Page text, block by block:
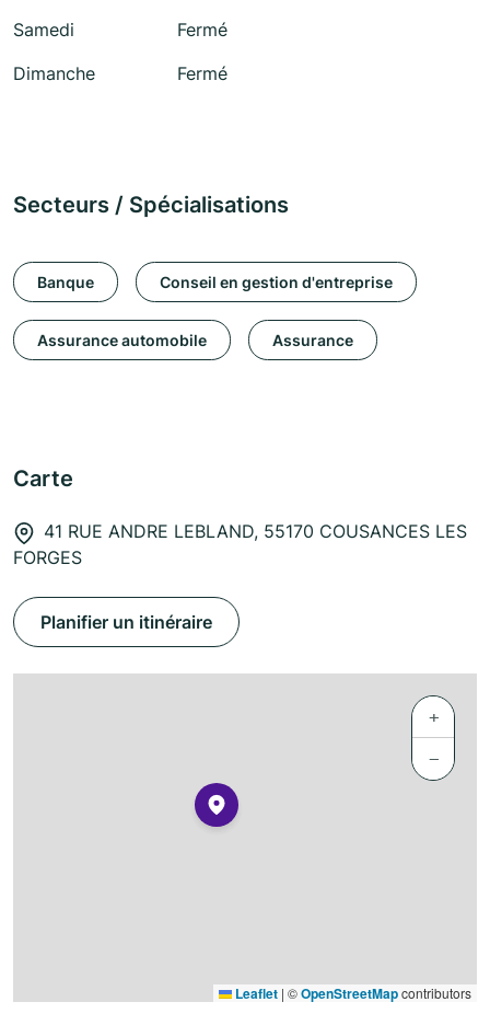
Samedi
Fermé
Dimanche
Fermé
Secteurs / Spécialisations
Banque Conseil en gestion d'entreprise
Assurance automobile Assurance
Carte
41 RUE ANDRE LEBLAND, 55170 COUSANCES LES
FORGES
Planifier un itinéraire
+
−
Leaflet | ©OpenStreetMapcontributors